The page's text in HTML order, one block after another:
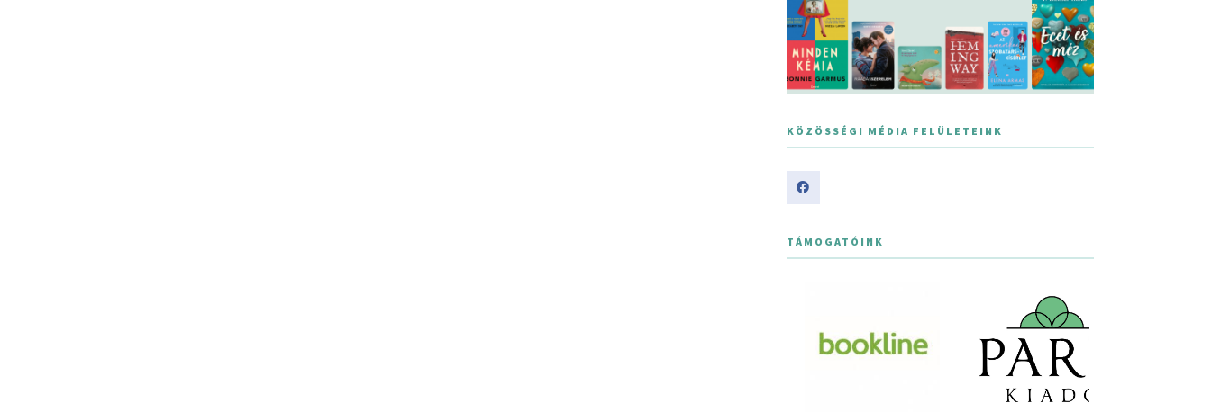
KÖZÖSSÉGI MÉDIA FELÜLETEINK
TÁMOGATÓINK